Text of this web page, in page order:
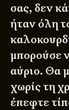
σας, δεν
ήταν όλη
μπορούσε
αύριο. Θα
χωρίς τη
έπεφτε